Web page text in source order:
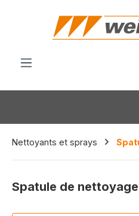
principal
Nettoyants et sprays
Spatule de nettoyage